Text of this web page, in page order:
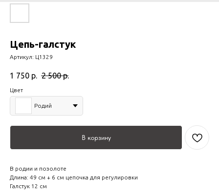
Цепь-галстук
Артикул: Ц1329
1 750 р. 2 500 р.
Цвет
Родий
В корзину
В родии и позолоте
Длина: 49 см + 6 см цепочка для регулировки
Галстук 12 см